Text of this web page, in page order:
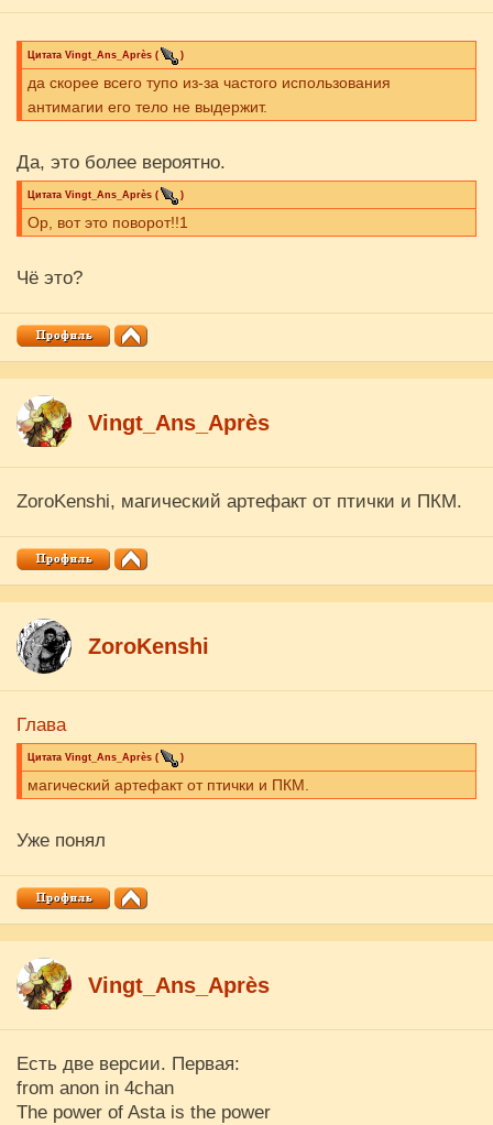
Цитата Vingt_Ans_Après ( )
да скорее всего тупо из-за частого использования
антимагии его тело не выдержит.
Да, это более вероятно.
Цитата Vingt_Ans_Après ( )
Ор, вот это поворот!!1
Чё это?
Vingt_Ans_Après
ZoroKenshi, магический артефакт от птички и ПКМ.
ZoroKenshi
Глава
Цитата Vingt_Ans_Après ( )
магический артефакт от птички и ПКМ.
Уже понял
Vingt_Ans_Après
Есть две версии. Первая:
from anon in 4chan
The power of Asta is the power